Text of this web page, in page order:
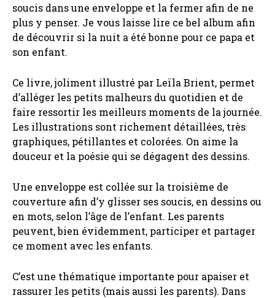
soucis dans une enveloppe et la fermer afin de ne
plus y penser. Je vous laisse lire ce bel album afin
de découvrir si la nuit a été bonne pour ce papa et
son enfant.
Ce livre, joliment illustré par Leïla Brient, permet
d’alléger les petits malheurs du quotidien et de
faire ressortir les meilleurs moments de la journée.
Les illustrations sont richement détaillées, très
graphiques, pétillantes et colorées. On aime la
douceur et la poésie qui se dégagent des dessins.
Une enveloppe est collée sur la troisième de
couverture afin d’y glisser ses soucis, en dessins ou
en mots, selon l’âge de l’enfant. Les parents
peuvent, bien évidemment, participer et partager
ce moment avec les enfants.
C’est une thématique importante pour apaiser et
rassurer les petits (mais aussi les parents). Dans